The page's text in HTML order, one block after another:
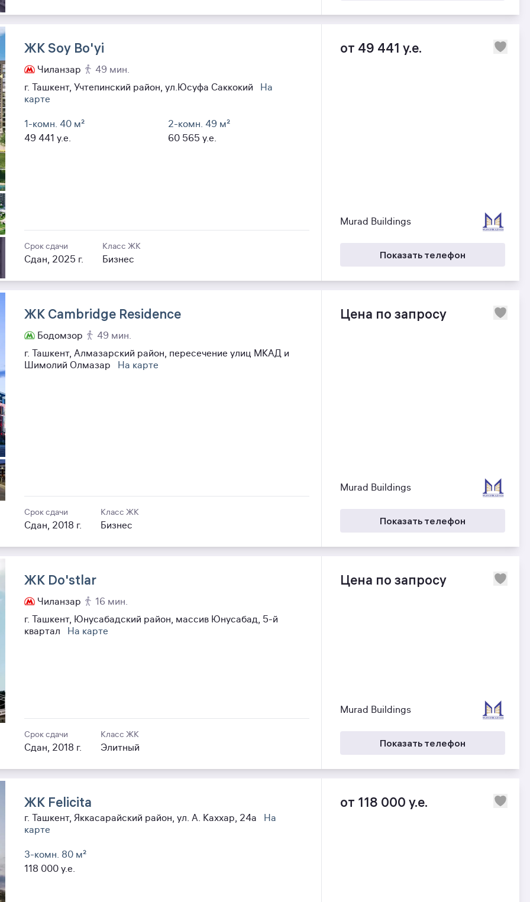
ЖК Soy Bo'yi
Чиланзар
49 мин.
г. Ташкент, Учтепинский район, ул.Юсуфа Саккокий
На
карте
1-комн. 40 м²
49 441 y.e.
2-комн. 49 м²
60 565 y.e.
Срок сдачи
Сдан, 2025 г.
Класс ЖК
Бизнес
от 49 441 y.e.
Murad Buildings
Показать телефон
ЖК Cambridge Residence
Бодомзор
49 мин.
г. Ташкент, Алмазарский район, пересечение улиц МКАД и
Шимолий Олмазар
На карте
Срок сдачи
Сдан, 2018 г.
Класс ЖК
Бизнес
Цена по запросу
Murad Buildings
Показать телефон
ЖК Do'stlar
Чиланзар
16 мин.
г. Ташкент, Юнусабадский район, массив Юнусабад, 5-й
квартал
На карте
Срок сдачи
Сдан, 2018 г.
Класс ЖК
Элитный
Цена по запросу
Murad Buildings
Показать телефон
ЖК Felicita
г. Ташкент, Яккасарайский район, ул. А. Каххар, 24а
На
карте
3-комн. 80 м²
118 000 y.e.
от 118 000 y.e.